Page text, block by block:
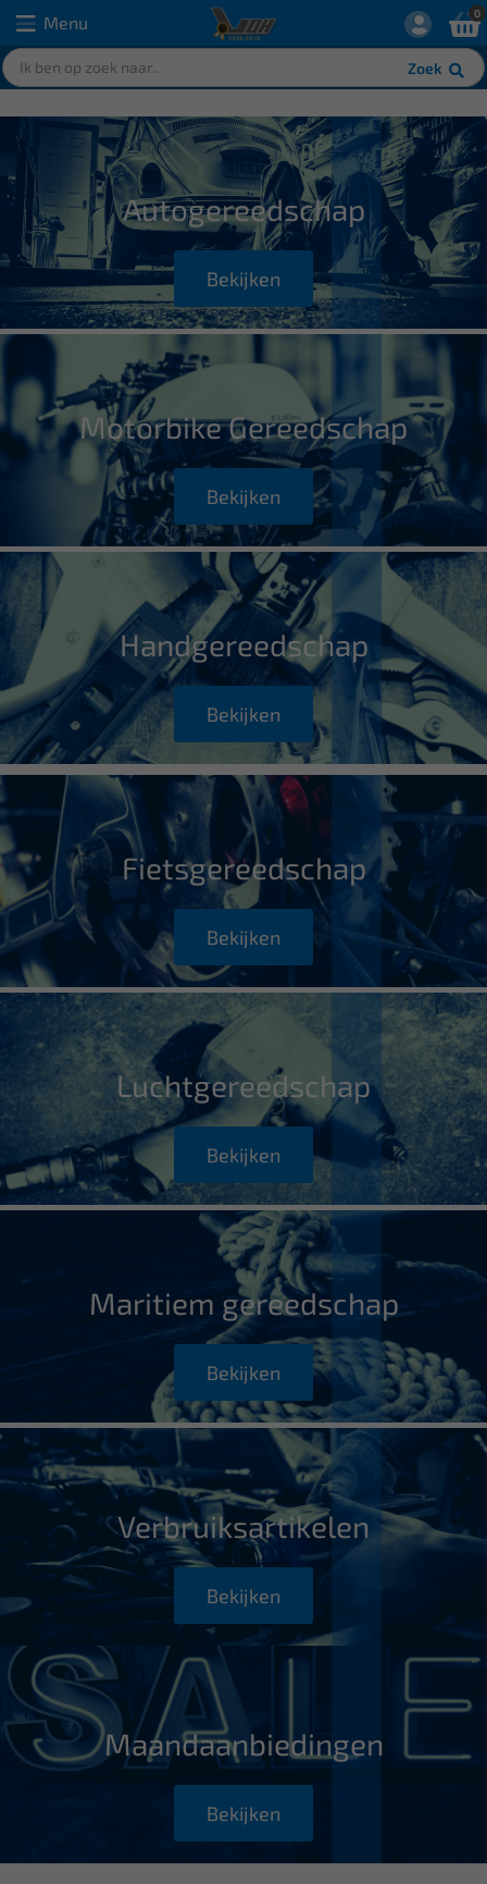
Menu
Zoek
0
Autogereedschap
Bekijken
Motorbike Gereedschap
Bekijken
Handgereedschap
Bekijken
Fietsgereedschap
Bekijken
Luchtgereedschap
Bekijken
Maritiem gereedschap
Bekijken
Verbruiksartikelen
Bekijken
Maandaanbiedingen
Bekijken